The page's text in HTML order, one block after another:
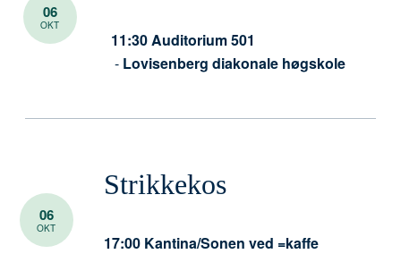
06
OKT
11:30Auditorium 501
- Lovisenberg diakonale høgskole
06
OKT
Strikkekos
17:00 Kantina/Sonen ved =kaffe